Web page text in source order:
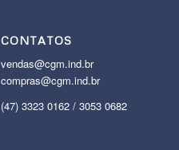
CONTATOS
vendas@cgm.ind.br
compras@cgm.ind.br
(47) 3323 0162 / 3053 0682